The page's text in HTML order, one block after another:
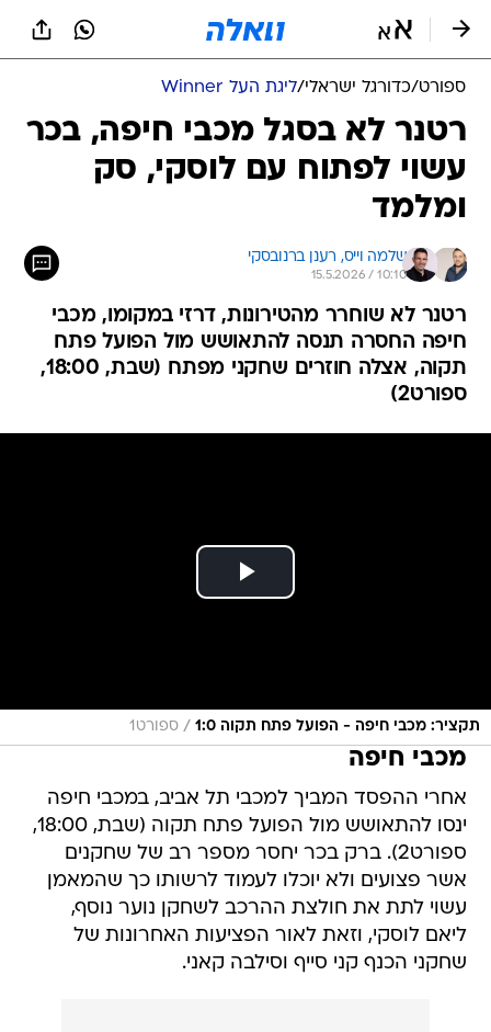
ספורט/כדורגל ישראלי/ליגת העל Winner
רטנר לא בסגל מכבי חיפה, בכר
עשוי לפתוח עם לוסקי, סק
ומלמד
שלמה וייס, רענן ברנובסקי
15.5.2026 / 10:10
רטנר לא שוחרר מהטירונות, דרזי במקומו, מכבי
חיפה החסרה תנסה להתאושש מול הפועל פתח
תקוה, אצלה חוזרים שחקני מפתח (שבת, 18:00,
ספורט2)
תקציר: מכבי חיפה - הפועל פתח תקוה 1:0 / ספורט1
מכבי חיפה
אחרי ההפסד המביך למכבי תל אביב, במכבי חיפה
ינסו להתאושש מול הפועל פתח תקוה (שבת, 18:00,
ספורט2). ברק בכר יחסר מספר רב של שחקנים
אשר פצועים ולא יוכלו לעמוד לרשותו כך שהמאמן
עשוי לתת את חולצת ההרכב לשחקן נוער נוסף,
ליאם לוסקי, וזאת לאור הפציעות האחרונות של
שחקני הכנף קני סייף וסילבה קאני.